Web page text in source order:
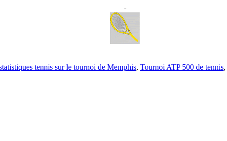
-
tennis sur le tournoi de Memphis, Tournoi ATP 500 de tennis,